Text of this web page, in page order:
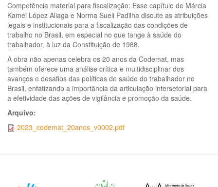
Competência material para fiscalização: Esse capítulo de Márcia
Kamei López Aliaga e Norma Sueli Padilha discute as atribuições
legais e institucionais para a fiscalização das condições de
trabalho no Brasil, em especial no que tange à saúde do
trabalhador, à luz da Constituição de 1988.
A obra não apenas celebra os 20 anos da Codemat, mas
também oferece uma análise crítica e multidisciplinar dos
avanços e desafios das políticas de saúde do trabalhador no
Brasil, enfatizando a importância da articulação intersetorial para
a efetividade das ações de vigilância e promoção da saúde.
Arquivo:
2023_codemat_20anos_v0002.pdf